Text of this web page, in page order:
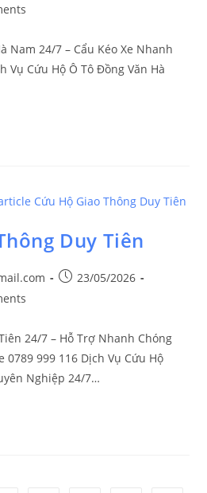
Nam 24/7 – Cẩu Kéo Xe Nhanh
Vụ Cứu Hộ Ô Tô Đồng Văn Hà
Duy Tiên
23/05/2026
24/7 – Hỗ Trợ Nhanh Chóng
999 116 Dịch Vụ Cứu Hộ
Nghiệp 24/7…